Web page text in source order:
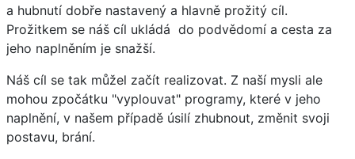
a hubnutí dobře nastavený a hlavně prožitý cíl.
Prožitkem se náš cíl ukládá do podvědomí a cesta za
jeho naplněním je snažší.
Náš cíl se tak můžel začít realizovat. Z naší mysli ale
mohou zpočátku "vyplouvat" programy, které v jeho
naplnění, v našem případě úsilí zhubnout, změnit svoji
postavu, brání.